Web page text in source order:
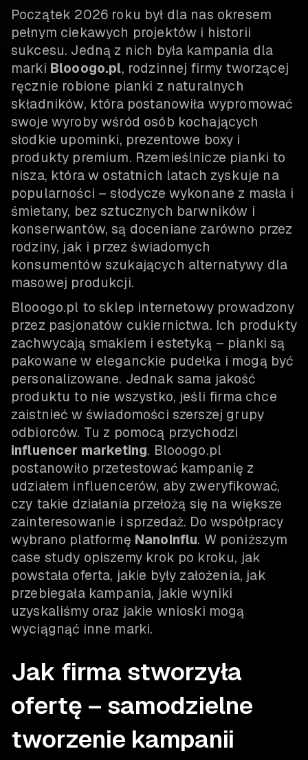
Początek 2026 roku był dla nas okresem
pełnym ciekawych projektów i historii
sukcesu. Jedną z nich była kampania dla
marki Blooogo.pl, rodzinnej firmy tworzącej
ręcznie robione pianki z naturalnych
składników, która postanowiła wypromować
swoje wyroby wśród osób kochających
słodkie upominki, prezentowe boxy i
produkty premium. Rzemieślnicze pianki to
nisza, która w ostatnich latach zyskuje na
popularności – słodycze wykonane z masła i
śmietany, bez sztucznych barwników i
konserwantów, są doceniane zarówno przez
rodziny, jak i przez świadomych
konsumentów szukających alternatywy dla
masowej produkcji.
Blooogo.pl to sklep internetowy prowadzony
przez pasjonatów cukiernictwa. Ich produkty
zachwycają smakiem i estetyką – pianki są
pakowane w eleganckie pudełka i mogą być
personalizowane. Jednak sama jakość
produktu to nie wszystko, jeśli firma chce
zaistnieć w świadomości szerszej grupy
odbiorców. Tu z pomocą przychodzi
influencer marketing. Blooogo.pl
postanowiło przetestować kampanię z
udziałem influencerów, aby zweryfikować,
czy takie działania przełożą się na większe
zainteresowanie i sprzedaż. Do współpracy
wybrano platformę NanoInflu. W poniższym
case study opiszemy krok po kroku, jak
powstała oferta, jakie były założenia, jak
przebiegała kampania, jakie wyniki
uzyskaliśmy oraz jakie wnioski mogą
wyciągnąć inne marki.
Jak firma stworzyła
ofertę – samodzielne
tworzenie kampanii